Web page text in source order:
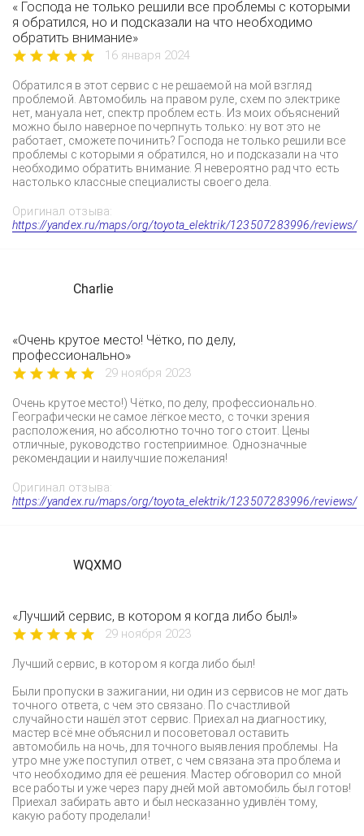
« Господа не только решили все проблемы с которыми
я обратился, но и подсказали на что необходимо
обратить внимание»
16 января 2024
Обратился в этот сервис с не решаемой на мой взгляд
проблемой. Автомобиль на правом руле, схем по электрике
нет, мануала нет, спектр проблем есть. Из моих объяснений
можно было наверное почерпнуть только: ну вот это не
работает, сможете починить? Господа не только решили все
проблемы с которыми я обратился, но и подсказали на что
необходимо обратить внимание. Я невероятно рад что есть
настолько классные специалисты своего дела.
Оригинал отзыва:
https://yandex.ru/maps/org/toyota_elektrik/123507283996/reviews/
Charlie
«Очень крутое место! Чётко, по делу,
профессионально»
29 ноября 2023
Очень крутое место!) Чётко, по делу, профессионально.
Географически не самое лёгкое место, с точки зрения
расположения, но абсолютно точно того стоит. Цены
отличные, руководство гостеприимное. Однозначные
рекомендации и наилучшие пожелания!
Оригинал отзыва:
https://yandex.ru/maps/org/toyota_elektrik/123507283996/reviews/
WQXMO
«Лучший сервис, в котором я когда либо был!»
29 ноября 2023
Лучший сервис, в котором я когда либо был!
Были пропуски в зажигании, ни один из сервисов не мог дать
точного ответа, с чем это связано. По счастливой
случайности нашёл этот сервис. Приехал на диагностику,
мастер всё мне объяснил и посоветовал оставить
автомобиль на ночь, для точного выявления проблемы. На
утро мне уже поступил ответ, с чем связана эта проблема и
что необходимо для её решения. Мастер обговорил со мной
все работы и уже через пару дней мой автомобиль был готов!
Приехал забирать авто и был несказанно удивлён тому,
какую работу проделали!